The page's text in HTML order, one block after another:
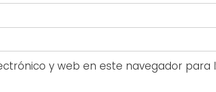
y web en este navegador para